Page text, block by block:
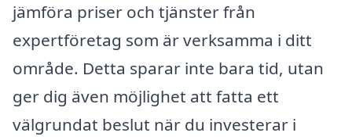
jämföra priser och tjänster från
expertföretag som är verksamma i ditt
område. Detta sparar inte bara tid, utan
ger dig även möjlighet att fatta ett
välgrundat beslut när du investerar i